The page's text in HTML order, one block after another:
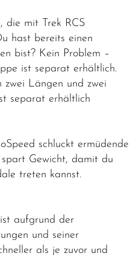
die mit Trek RCS
hast bereits einen
bist? Kein Problem –
ist separat erhältlich.
Längen und zwei
separat erhältlich
schluckt ermüdende
Gewicht, damit du
treten kannst.
aufgrund der
und seiner
als je zuvor und